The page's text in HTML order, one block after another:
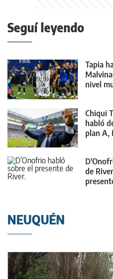
Seguí leyendo
Tapia
nivel
Chiqui
habló
plan A,
de
NEUQUÉN